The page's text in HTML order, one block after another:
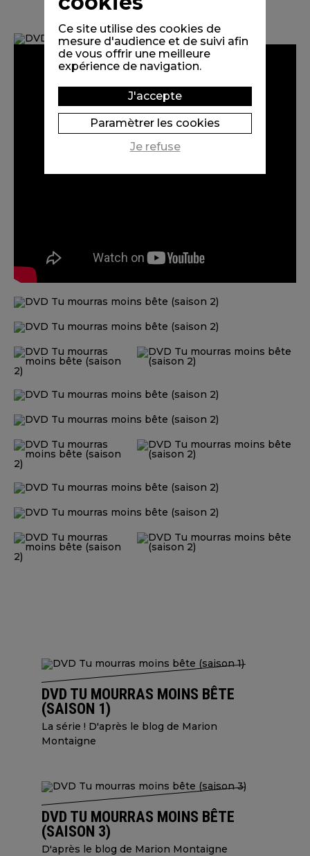
DVD TU MOURRAS MOINS BÊTE
(SAISON 1)
La série ! D'après le blog de Marion
Montaigne
DVD TU MOURRAS MOINS BÊTE
(SAISON 3)
D'après le blog de Marion Montaigne
Ce site utilise des cookies de
mesure d'audience et de suivi afin
de vous offrir une meilleure
expérience de navigation.
J'accepte
Paramètrer les cookies
Je refuse